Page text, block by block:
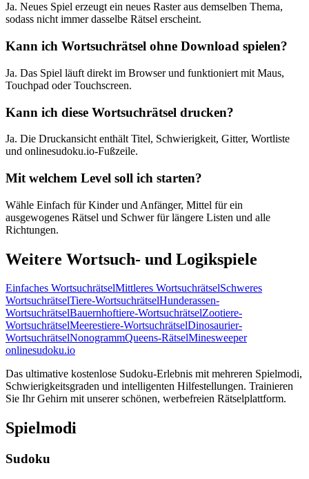
Ja. Neues Spiel erzeugt ein neues Raster aus demselben Thema,
sodass nicht immer dasselbe Rätsel erscheint.
Kann ich Wortsuchrätsel ohne Download spielen?
Ja. Das Spiel läuft direkt im Browser und funktioniert mit Maus,
Touchpad oder Touchscreen.
Kann ich diese Wortsuchrätsel drucken?
Ja. Die Druckansicht enthält Titel, Schwierigkeit, Gitter, Wortliste
und onlinesudoku.io-Fußzeile.
Mit welchem Level soll ich starten?
Wähle Einfach für Kinder und Anfänger, Mittel für ein
ausgewogenes Rätsel und Schwer für längere Listen und alle
Richtungen.
Weitere Wortsuch- und Logikspiele
Einfaches WortsuchrätselMittleres WortsuchrätselSchweres
WortsuchrätselTiere-WortsuchrätselHunderassen-
WortsuchrätselBauernhoftiere-WortsuchrätselZootiere-
WortsuchrätselMeerestiere-WortsuchrätselDinosaurier-
WortsuchrätselNonogrammQueens-RätselMinesweeper
onlinesudoku.io
Das ultimative kostenlose Sudoku-Erlebnis mit mehreren Spielmodi,
Schwierigkeitsgraden und intelligenten Hilfestellungen. Trainieren
Sie Ihr Gehirn mit unserer schönen, werbefreien Rätselplattform.
Spielmodi
Sudoku